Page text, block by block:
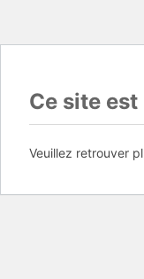
Ce site
Veuillez retrouver